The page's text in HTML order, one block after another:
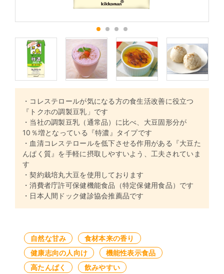
・コレステロールが気になる方の食生活改善に役立つ
『トクホの調製豆乳」です
・当社の調製豆乳（通常品）に比べ、大豆固形分が
10％増となっている『特濃』タイプです
・血清コレステロールを低下させる作用がある『大豆た
んぱく質』を手軽に摂取しやすいよう、工夫されていま
す
・契約栽培丸大豆を使用しております
・消費者庁許可保健機能食品（特定保健用食品）です
・日本人間ドック健診協会推薦品です
自然な甘み
食材本来の香り
健康志向の人向け
機能性表示食品
高たんぱく
飲みやすい